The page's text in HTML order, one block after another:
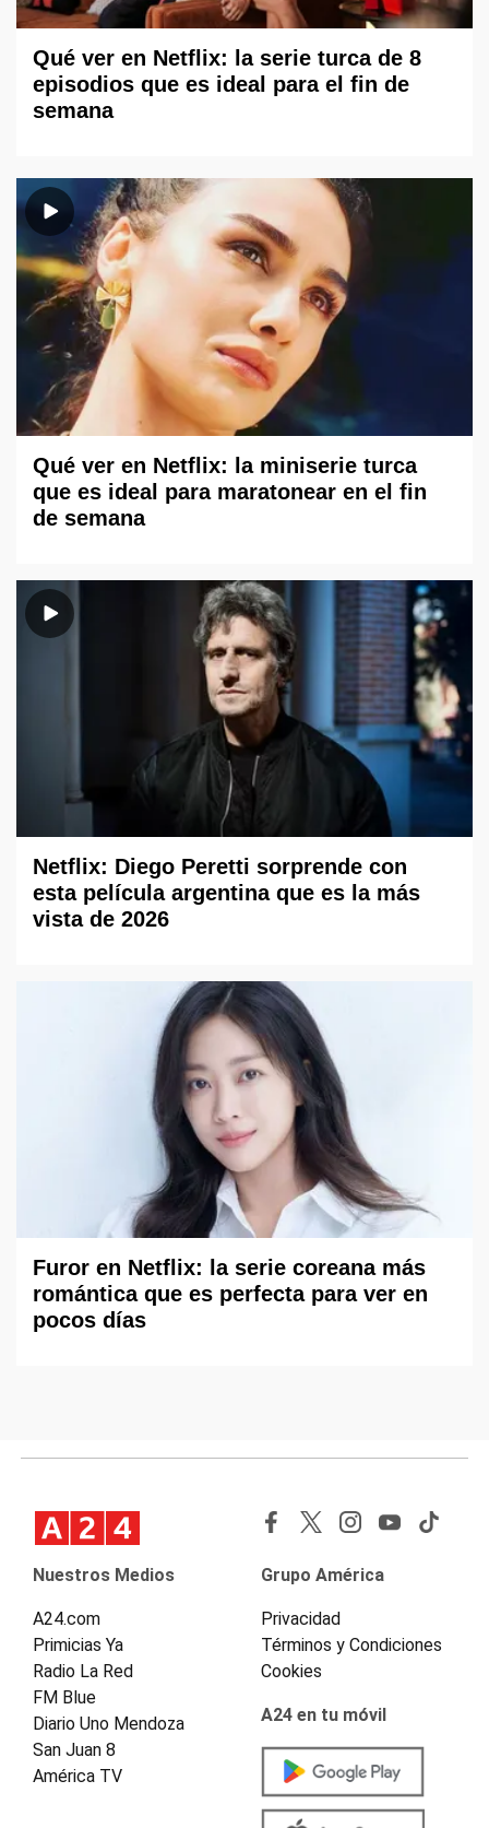
Qué ver en Netflix: la serie turca de 8
episodios que es ideal para el fin de
semana
Qué ver en Netflix: la miniserie turca
que es ideal para maratonear en el fin
de semana
Netflix: Diego Peretti sorprende con
esta película argentina que es la más
vista de 2026
Furor en Netflix: la serie coreana más
romántica que es perfecta para ver en
pocos días
Nuestros Medios
A24.com
Primicias Ya
Radio La Red
FM Blue
Diario Uno Mendoza
San Juan 8
América TV
Grupo América
Privacidad
Términos y Condiciones
Cookies
A24 en tu móvil